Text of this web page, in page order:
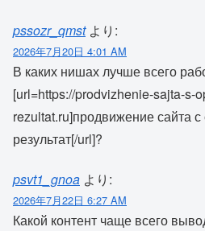
pssozr_qmst より:
2026年7月20日 4:01 AM
В каких нишах лучше всего
[url=https://prodvizhenie-sajta-s-
rezultat.ru]продвижение сайта с
результат[/url]?
psvt1_gnoa より:
2026年7月22日 6:27 AM
Какой контент чаще всего